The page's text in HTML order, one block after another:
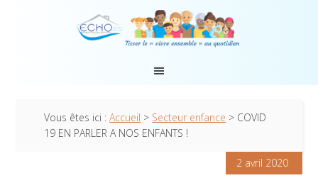
Vous êtes ici :Accueil > Secteur enfance > COVID
19 EN PARLER A NOS ENFANTS !
2 avril 2020